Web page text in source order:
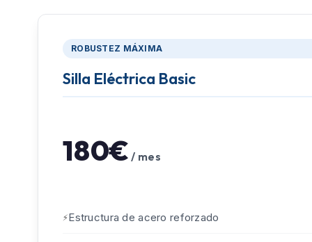
ROBUSTEZ MÁXIMA
Silla Eléctrica Basic
180€ / mes
Estructura de acero reforzado